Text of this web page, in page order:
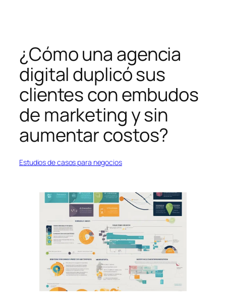
contenido
¿Cómo una agencia
digital duplicó sus
clientes con embudos
de marketing y sin
aumentar costos?
Estudios de casos para negocios